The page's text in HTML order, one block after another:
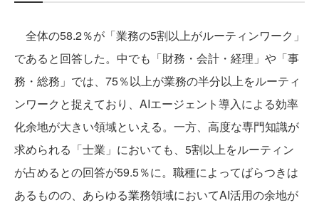
全体の58.2％が「業務の5割以上がルーティンワーク」
であると回答した。中でも「財務・会計・経理」や「事
務・総務」では、75％以上が業務の半分以上をルーティ
ンワークと捉えており、AIエージェント導入による効率
化余地が大きい領域といえる。一方、高度な専門知識が
求められる「士業」においても、5割以上をルーティン
が占めるとの回答が59.5％に。職種によってばらつきは
あるものの、あらゆる業務領域においてAI活用の余地が